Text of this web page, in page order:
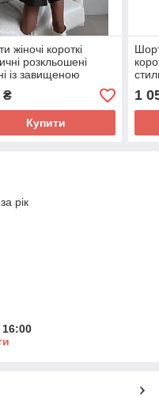
жіночі короткі
розкльошені
із завищеною
із еко шкіри
42-48 арт 526
₴
Купити
1
рік